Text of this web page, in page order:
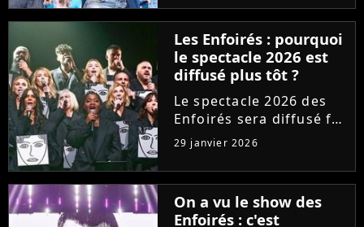
Enfoirés. "Fières", les
deux chanteuses de la
"Star Academy" se
confient sur leur
arrivée...
Les Enfoirés : pourquoi
le spectacle 2026 est
diffusé plus tôt ?
Le spectacle 2026 des
Enfoirés sera diffusé fin
février sur TF1, et non
pas début mars comme
d'habitude. Un décalage
provoqué par un
énorme casse-tête dans
29 janvier 2026
On a vu le show des
Enfoirés : c'est